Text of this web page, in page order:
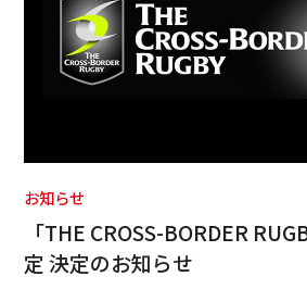
お知らせ
「THE CROSS-BORDER
定 決定のお知らせ